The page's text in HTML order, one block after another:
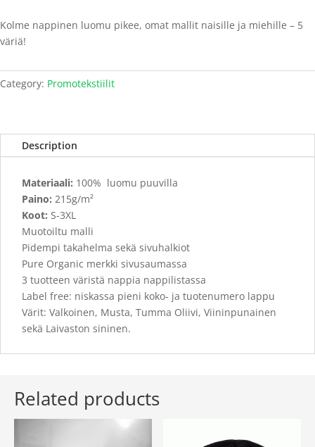
Kolme nappinen luomu pikee, omat mallit naisille ja miehille – 5
väriä!
Category: Promotekstiilit
Description
Materiaali: 100% luomu puuvilla
Paino: 215g/m²
Koot: S-3XL
Muotoiltu malli
Pidempi takahelma sekä sivuhalkiot
Pure Organic merkki sivusaumassa
3 tuotteen väristä nappia nappilistassa
Label free: niskassa pieni koko- ja tuotenumero lappu
Värit: Valkoinen, Musta, Tumma Oliivi, Viininpunainen
sekä Laivaston sininen.
Related products